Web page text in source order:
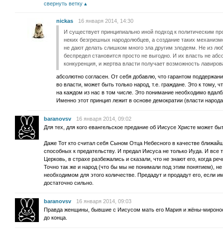
свернуть ветку
nickas
16 января 2014, 14:30
И существует принципиально иной подход к политическим
неких безгрешных народолюбцев, а создание таких
не дают делать слишком много зла другим злодеям. Не из
беспредел становится просто не выгодно. И их власть не
конкуренция, и жертва власти получает возможность
абсолютно согласен. От себя добавлю, что гарантом
во власти, может быть только народ, т.е. граждане. Это к тому,
на каждом из нас в том числе. Это понимание необходимо
Именно этот принцип лежит в основе демократии (власти
baranovsv
16 января 2014, 09:02
Для тех, для кого евангельское предание об Иисусе Христе может
Даже Тот кто считал себя Сыном Отца Небесного в качестве
способных к предательству. И предал Иисуса не только Иуда. И все
Церковь, в страхе разбежались и сказали, что не знают его, когда
Точно так же и народ (что бы мы не понимали под этим понятием),
необходимом для этого количестве. Предадут и продадут его, если
достаточно сильно.
baranovsv
16 января 2014, 09:03
Правда женщины, бывшие с Иисусом мать его Мария и жёны-
до конца.